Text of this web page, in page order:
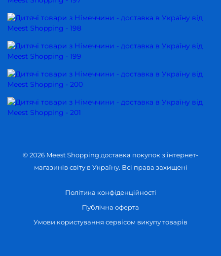
© 2026 Meest Shopping доставка покупок з інтернет-
магазинів світу в Україну. Всі права захищені
Політика конфіденційності
Публічна оферта
Умови користування сервісом викупу товарів